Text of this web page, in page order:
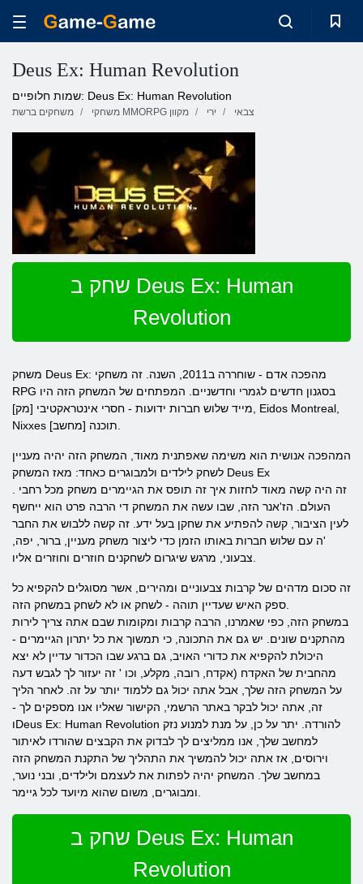
Deus Ex: Human Revolution
שמות חלופיים: Deus Ex: Human Revolution
משחקים ברשת משחקי MMORPG מקוון ירי צבאי
שחק ב Deus Ex: Human
Revolution
משחק Deus Ex: מהפכה אדם - שוחררה ב2011, השנה. זה משחקי
RPG בסגנון חדשים לגמרי וחדשניים. המפתחים של המשחק הזה היו
מייד שלוש חברות ידועות - חסרי אינטראקטיבי [מק], Eidos Montreal,
המהפכה אנושית הוא משימה שאפתנית מאוד, המשחק הזה יהיה מעניין
לשחק לילדים ולמבוגרים כאחד: מאז המשחק Deus Ex
העולם. הז'אנר הזה, שבו עשה את המשחק די הרבה פרט הוא ייחשף
לעין הציבור, קשה להפתיע את שחקן בעל ידע. זה קשה ללבוש את החבר
'ה עם שלוש חברות באותו הזמן כדי ליצור משחק מעניין, ברור, יפה,
זה סכום מדהים של קרבות צבעוניים ומהירים, אשר מסוגלים להקפיא כל
במשחק הזה, כפי שאמרנו, הרבה קרבות ומקומות שבם אתה צריך לירות
מהתקנים שונים. יש גם את התכונה, כי תמשוך את כל יתרון הגיימרים -
היכולת להקפיא את כדורי האויב, גם ברגע שבו הכדור עדיין לא יצא
מהחבית של האקדח (אקדח, רובה, מקלע, וכו ' זה יעזור לך לגבש דעה
על המשחק הזה שלך, אבל אתה יכול גם ללמוד יותר על זה. לאחר הליך
זה, אתה יכול לבקר באתר הרשמי, הקישור שאליו אנו מספקים לך -
וDeus Ex: Human Revolution להורדה. יתר על כן, על מנת למנוע נזק
למחשב שלך, אנו ממליצים לך לבדוק את הקבצים שהורדו לאיתור
וירוסים, אז אתה יכול להמשיך את התהליך של התקנת המשחק הזה
במחשב שלך. המשחק יהיה לפתות את לעצמם ולילדים, ובני נוער,
שחק ב Deus Ex: Human
Revolution